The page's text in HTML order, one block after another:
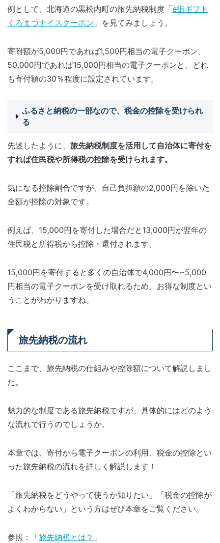
例として、北海道の黒松内町の旅先納税制度「e街ギフト
くろまつナイスクーポン 」を見てみましょう。
寄附額が5,000円であれば1,500円相当の電子クーポン、
50,000円であれば15,000円相当の電子クーポンと、どれ
も寄付額の30％程度に設定されています。
ふるさと納税の一部なので、税金の控除を受けられ
る
先述したように、 旅先納税制度を活用して自治体に寄付を
すれば住民税や所得税の控除を受けられます。
気になる控除割合ですが、自己負担額の2,000円を除いた
全額が控除の対象です。
例えば、15,000円を寄付した場合だと13,000円が翌年の
住民税と所得税から控除・還付されます。
15,000円を寄付すると多くの自治体で4,000円〜~5,000
円相当の電子クーポンを受け取れるため、お得な制度とい
うことがわかりますね。
旅先納税の流れ
ここまで、旅先納税の仕組みや控除額について解説しまし
た。
魅力的な制度である旅先納税ですが、具体的にはどのよう
な流れで行うのでしょうか。
本章では、寄付から電子クーポンの利用、税金の控除とい
った旅先納税の流れを詳しく解説します！
「旅先納税をどうやって使うか知りたい」「税金の控除が
よくわからない」という方はぜひ本章をご覧ください。
参照：「旅先納税とは？ 」